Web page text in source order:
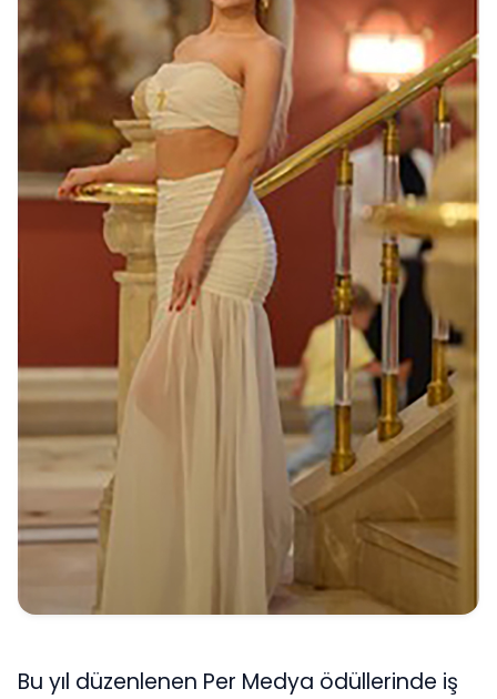
Bu yıl düzenlenen Per Medya ödüllerinde iş